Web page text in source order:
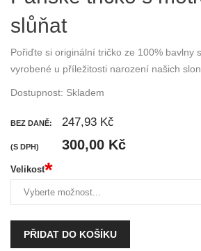
slůňat
Pořiďte si originální tričko ze 100% bavlny
vyrobené u příležitosti narození našich
Dostupnost: Skladem
BEZ DANĚ: 247,93 Kč
(S DPH) 300,00 Kč
Velikost*
PŘIDAT DO KOŠÍKU